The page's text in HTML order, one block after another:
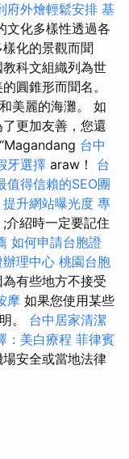
府外燴輕鬆安排 基
文化多樣性透過各
化的景觀而聞
科文組織列為世
圓錐形而聞名。
美麗的海灘。 如
更加友善，您還
台中
牙選擇 araw！ 台
值得信賴的SEO團
升網站曝光度 專
;介紹時一定要記住
如何申請台胞證
理中心 桃園台胞
有些地方不接受
摩 如果您使用某些
。 台中居家清潔
：美白療程 菲律賓
安全或當地法律